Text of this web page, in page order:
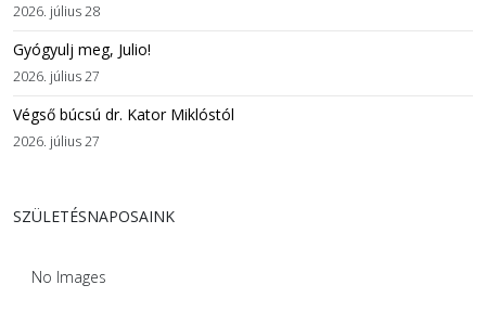
2026. július 28
Gyógyulj meg, Julio!
2026. július 27
Végső búcsú dr. Kator Miklóstól
2026. július 27
SZÜLETÉSNAPOSAINK
No Images